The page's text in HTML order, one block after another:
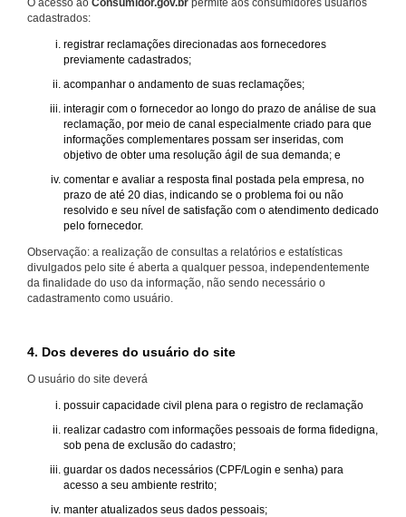
cadastrados:
registrar reclamações direcionadas aos fornecedores
previamente cadastrados;
acompanhar o andamento de suas reclamações;
interagir com o fornecedor ao longo do prazo de análise de sua
reclamação, por meio de canal especialmente criado para que
informações complementares possam ser inseridas, com
objetivo de obter uma resolução ágil de sua demanda; e
comentar e avaliar a resposta final postada pela empresa, no
prazo de até 20 dias, indicando se o problema foi ou não
resolvido e seu nível de satisfação com o atendimento dedicado
pelo fornecedor.
Observação: a realização de consultas a relatórios e estatísticas
divulgados pelo site é aberta a qualquer pessoa, independentemente
da finalidade do uso da informação, não sendo necessário o
cadastramento como usuário.
4. Dos deveres do usuário do site
O usuário do site deverá
possuir capacidade civil plena para o registro de reclamação
realizar cadastro com informações pessoais de forma fidedigna,
sob pena de exclusão do cadastro;
guardar os dados necessários (CPF/Login e senha) para
acesso a seu ambiente restrito;
manter atualizados seus dados pessoais;